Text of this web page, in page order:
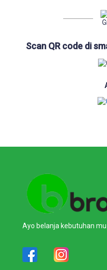
Scan QR code di
Ayo belanja kebutuhan